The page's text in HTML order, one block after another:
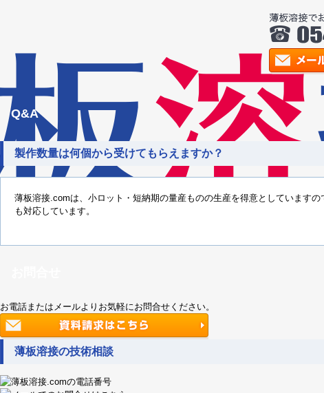
Q&A
製作数量は何個から受けてもらえますか？
薄板溶接.comは、小ロット・短納期の量産ものの生産を得意としています
も対応しています。
お電話またはメールよりお気軽にお問合せください。
薄板溶接の技術相談